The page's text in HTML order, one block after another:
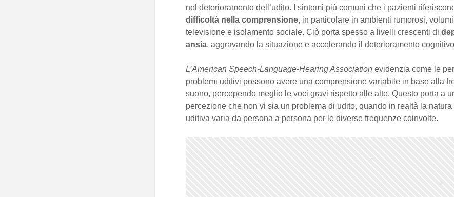
nel deterioramento dell’udito. I sintomi più comuni che i pazienti
difficoltà nella comprensione, in particolare in ambienti rumorosi,
televisione e isolamento sociale. Ciò porta spesso a livelli crescenti di
ansia, aggravando la situazione e accelerando il deterioramento
L’American Speech-Language-Hearing Association evidenzia come le
problemi uditivi possono avere una comprensione variabile in base alla
suono, percependo meglio le voci gravi rispetto alle alte. Questo porta a
percezione che non vi sia un problema di udito, quando in realtà la
uditiva varia da persona a persona per le diverse frequenze coinvolte.